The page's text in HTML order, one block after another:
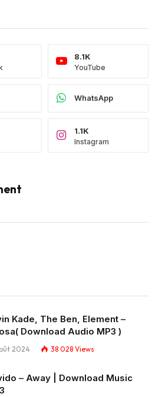
YouTube
8.1K
WhatsApp
Instagram
1.1K
Kade, The Ben, Element –
Download Audio MP3 )
2024 38 028 Views
– Away | Download Music